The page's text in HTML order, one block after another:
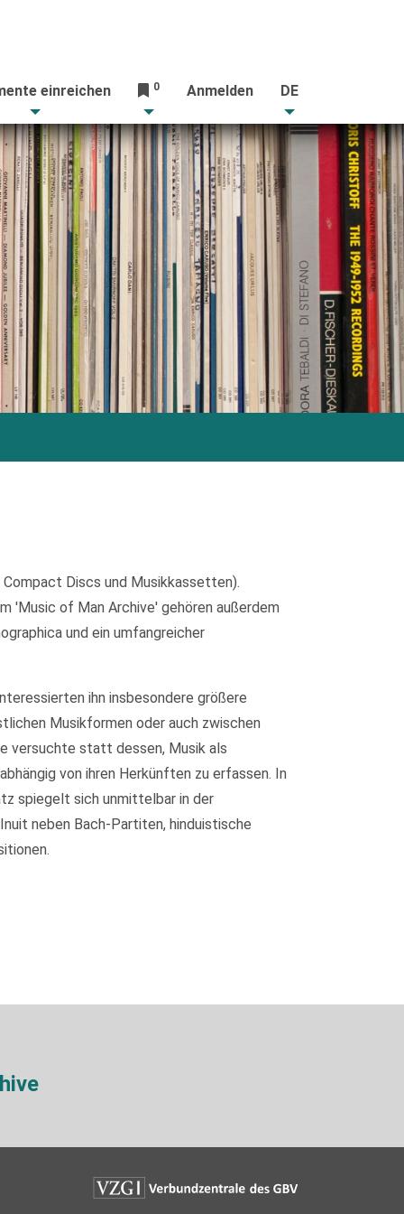
einreichen 0 Anmelden DE
Discs und Musikkassetten).
'Music of Man Archive' gehören außerdem
und ein umfangreicher
ihn insbesondere größere
Musikformen oder auch zwischen
versuchte statt dessen, Musik als
von ihren Herkünften zu erfassen. In
spiegelt sich unmittelbar in der
neben Bach-Partiten, hinduistische